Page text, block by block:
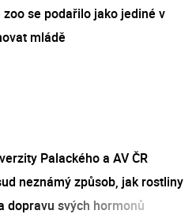
zoo se podařilo jako jediné v
mládě
Palackého a AV ČR
neznámý způsob, jak rostliny
dopravu svých hormonů